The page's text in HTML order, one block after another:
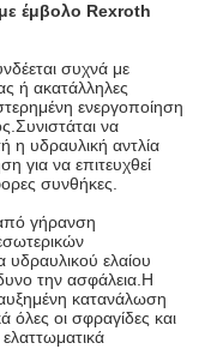
έμβολο Rexroth
συχνά με
ή ακατάλληλες
ενεργοποίηση
να
η υδραυλική αντλία
για να επιτευχθεί
συνθήκες.
γήρανση
ελαίου
την ασφάλεια.Η
κατανάλωση
όλες οι σφραγίδες και
ελαττωματικά